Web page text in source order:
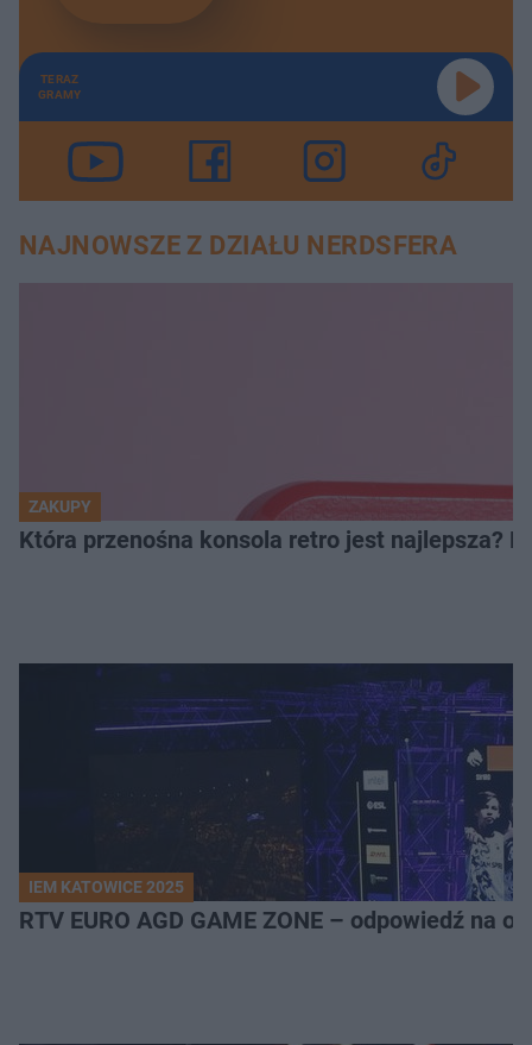
TERAZ
GRAMY
NAJNOWSZE Z DZIAŁU NERDSFERA
ZAKUPY
Która przenośna konsola retro jest najlepsza?
IEM KATOWICE 2025
RTV EURO AGD GAME ZONE – odpowiedź na